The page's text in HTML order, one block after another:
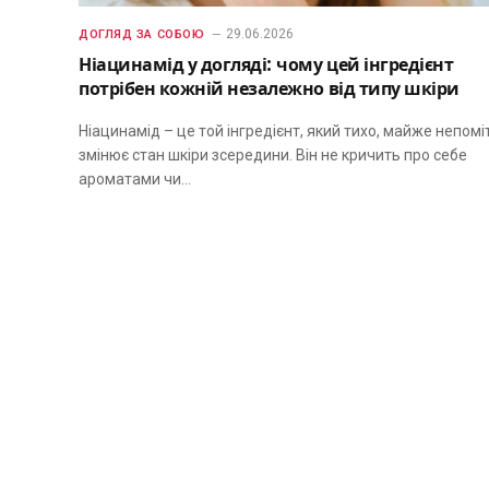
ДОГЛЯД ЗА СОБОЮ 29.06.2026
Ніацинамід у догляді: чому цей інгредієнт
потрібен кожній незалежно від типу шкіри
Ніацинамід – це той інгредієнт, який тихо, майже
змінює стан шкіри зсередини. Він не кричить про себе
ароматами чи…